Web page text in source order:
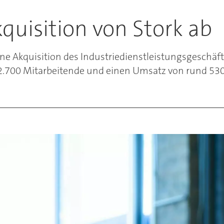
von Stork ab
Akquisition des
Mitarbeitende und einen Umsatz von rund